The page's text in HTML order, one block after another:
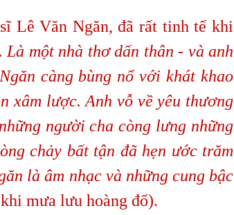
Lê Văn Ngăn, đã rất tinh tế khi
một nhà thơ dấn thân - và anh
càng bùng nổ với khát khao
xâm lược. Anh vỗ về yêu thương
người cha còng lưng những
chảy bất tận đã hẹn ước trăm
là âm nhạc và những cung bậc
mưa lưu hoàng đổ).